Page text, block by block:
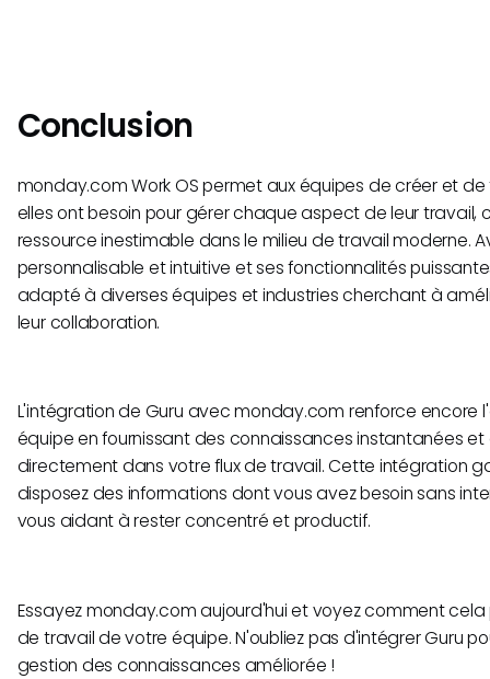
Conclusion
monday.com Work OS permet aux équipes de créer et
elles ont besoin pour gérer chaque aspect de leur travail,
ressource inestimable dans le milieu de travail moderne.
personnalisable et intuitive et ses fonctionnalités
adapté à diverses équipes et industries cherchant à
leur collaboration.
L'intégration de Guru avec monday.com renforce encore
équipe en fournissant des connaissances instantanées
directement dans votre flux de travail. Cette intégration
disposez des informations dont vous avez besoin sans
vous aidant à rester concentré et productif.
Essayez monday.com aujourd'hui et voyez comment cela
de travail de votre équipe. N'oubliez pas d'intégrer Guru
gestion des connaissances améliorée !